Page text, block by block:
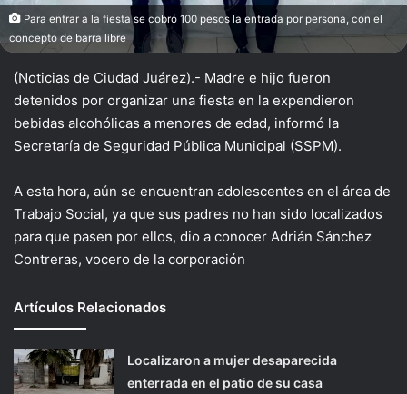
Para entrar a la fiesta se cobró 100 pesos la entrada por persona, con el
concepto de barra libre
(Noticias de Ciudad Juárez).- Madre e hijo fueron
detenidos por organizar una fiesta en la expendieron
bebidas alcohólicas a menores de edad, informó la
Secretaría de Seguridad Pública Municipal (SSPM).
A esta hora, aún se encuentran adolescentes en el área de
Trabajo Social, ya que sus padres no han sido localizados
para que pasen por ellos, dio a conocer Adrián Sánchez
Contreras, vocero de la corporación
Artículos Relacionados
Localizaron a mujer desaparecida
enterrada en el patio de su casa